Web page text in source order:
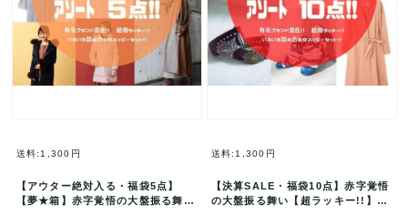
送料:1,300円
【アウター絶対入る・福袋5点】
【夢★箱】赤字覚悟の大盤振る舞い
送料:1,300円
【決算SALE・福袋10点】赤字覚悟
の大盤振る舞い【超ラッキー!!】